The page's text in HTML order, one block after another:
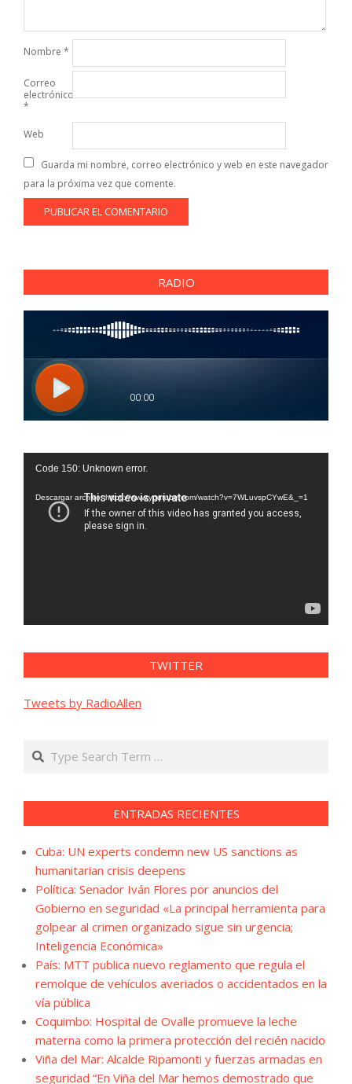
Nombre *
Correo
electrónico
*
Web
Guarda mi nombre, correo electrónico y web en este navegador
para la próxima vez que comente.
RADIO
Reproductor
vídeo
Code 150: Unknown error.
Descargar archivo: https://www.youtube.com/watch?v=7WLuvspCYwE&_=1
TWITTER
Tweets by RadioAllen
Search
ENTRADAS RECIENTES
Cuba: UN experts condemn new US sanctions as
humanitarian crisis deepens
Política: Senador Iván Flores por anuncios del
Gobierno en seguridad «La principal herramienta para
golpear al crimen organizado sigue sin urgencia;
Inteligencia Económica»
País: MTT publica nuevo reglamento que regula el
remolque de vehículos averiados o accidentados en la
vía pública
Coquimbo: Hospital de Ovalle promueve la leche
materna como la primera protección del recién nacido
Viña del Mar: Alcalde Ripamonti y fuerzas armadas en
seguridad “En Viña del Mar hemos demostrado que